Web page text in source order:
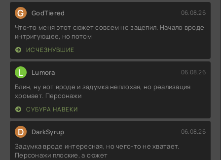
G GodTiered 06.08.26
Что-то меня этот сюжет совсем не зацепил. Начало вроде
интригующее, но потом
ИСЧЕЗНУВШИЕ
L Lumora 06.08.26
Блин, ну вот вроде и задумка неплохая, но реализация
хромает. Персонажи
СУБУРА НАВЕКИ
D DarkSyrup 06.08.26
Задумка вроде интересная, но чего-то не хватает.
Персонажи плоские, а сюжет